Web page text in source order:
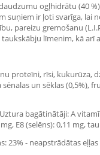
daudzumu ogļhidrātu
suņiem ir ļoti svarīga, lai
pareizu gremošanu
līmenim, kā arī
proteīni, rīsi,
sēnalas un sēklas
bagātinātāji: A
mg, E8 (selēns): 0,11
23% - neapstrādātas